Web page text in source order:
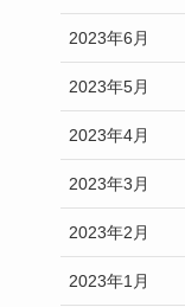
2023年6月
2023年5月
2023年4月
2023年3月
2023年2月
2023年1月